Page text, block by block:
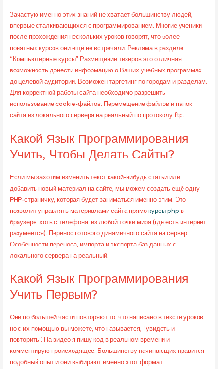
Зачастую именно этих знаний не хватает большинству людей,
впервые сталкивающихся с программированием. Многие ученики
после прохождения нескольких уроков говорят, что более
понятных курсов они ещё не встречали. Реклама в разделе
“Компьютерные курсы” Размещение тизеров это отличная
возможность донести информацию о Ваших учебных программах
до целевой аудитории. Возможен таргетинг по городам и разделам.
Для корректной работы сайта необходимо разрешить
использование cookie-файлов. Перемещение файлов и папок
сайта из локального сервера на реальный по протоколу ftp.
Какой Язык Программирования
Учить, Чтобы Делать Сайты?
Если мы захотим изменить текст какой-нибудь статьи или
добавить новый материал на сайте, мы можем создать ещё одну
PHP-страничку, которая будет заниматься именно этим. Это
позволит управлять материалами сайта прямокурсы php в
браузере, хоть с телефона, из любой точки мира (где есть интернет,
разумеется). Перенос готового динамичного сайта на сервер.
Особенности переноса, импорта и экспорта баз данных с
локального сервера на реальный.
Какой Язык Программирования
Учить Первым?
Они по большей части повторяют то, что написано в тексте уроков,
но с их помощью вы можете, что называется, “увидеть и
повторить”. На видео я пишу код в реальном времени и
комментирую происходящее. Большинству начинающих нравится
подобный опыт и они выбирают именно этот формат.